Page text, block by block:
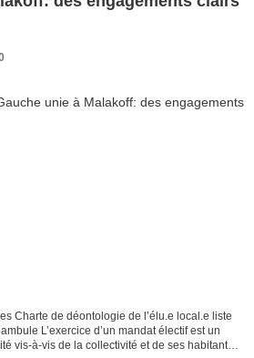
Charte de déontologie de l’élu.e local.e liste
L’exercice d’un mandat électif est un
vis-à-vis de la collectivité et de ses habitants.